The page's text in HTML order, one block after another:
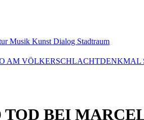
Musik Kunst Dialog Stadtraum
AM VÖLKERSCHLACHTDENKMAL
TOD BEI